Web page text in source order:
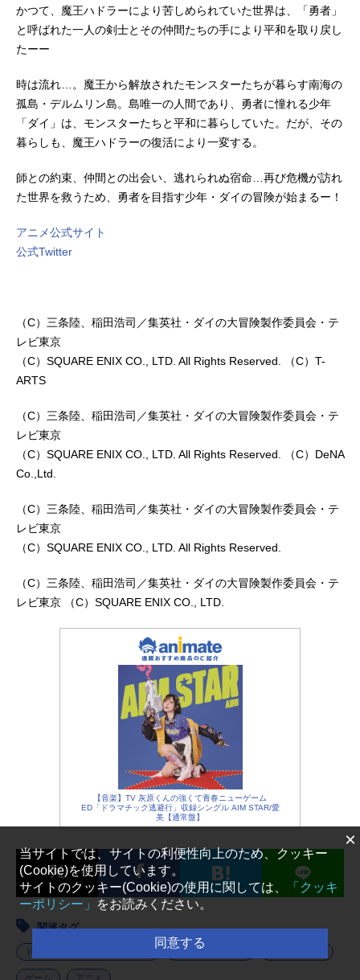
かつて、魔王ハドラーにより苦しめられていた世界は、「勇者」
と呼ばれた一人の剣士とその仲間たちの手により平和を取り戻し
たーー
時は流れ…。魔王から解放されたモンスターたちが暮らす南海の
孤島・デルムリン島。島唯一の人間であり、勇者に憧れる少年
「ダイ」は、モンスターたちと平和に暮らしていた。だが、その
暮らしも、魔王ハドラーの復活により一変する。
師との約束、仲間との出会い、逃れられぬ宿命…再び危機が訪れ
た世界を救うため、勇者を目指す少年・ダイの冒険が始まるー！
アニメ公式サイト
公式Twitter
（C）三条陸、稲田浩司／集英社・ダイの大冒険製作委員会・テ
レビ東京
（C）SQUARE ENIX CO., LTD. All Rights Reserved. （C）T-
ARTS
（C）三条陸、稲田浩司／集英社・ダイの大冒険製作委員会・テ
レビ東京
（C）SQUARE ENIX CO., LTD. All Rights Reserved. （C）DeNA
Co.,Ltd.
（C）三条陸、稲田浩司／集英社・ダイの大冒険製作委員会・テ
レビ東京
（C）SQUARE ENIX CO., LTD. All Rights Reserved.
（C）三条陸、稲田浩司／集英社・ダイの大冒険製作委員会・テ
レビ東京 （C）SQUARE ENIX CO., LTD.
【音楽】TV 灰原くんの強くて青春ニューゲーム
ED「ドラマチック逃避行」収録シングル AIM STAR/愛
美【通常盤】
関連タグ
ドラゴンクエスト ダイの大冒険 ドラゴンクエスト
ゲーム アニメ
×
当サイトでは、サイトの利便性向上のため、クッキー
(Cookie)を使用しています。
サイトのクッキー(Cookie)の使用に関しては、
「クッキ
ーポリシー」
をお読みください。
同意する